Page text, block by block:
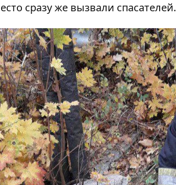
сразу же вызвали спасателей.